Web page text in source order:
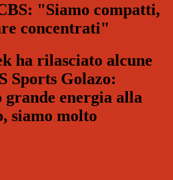
"Siamo compatti,
concentrati"
ha rilasciato alcune
Sports Golazo:
energia alla
siamo molto